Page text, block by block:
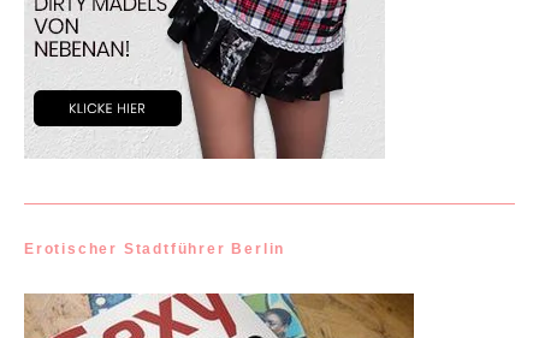
Erotischer Stadtführer Berlin